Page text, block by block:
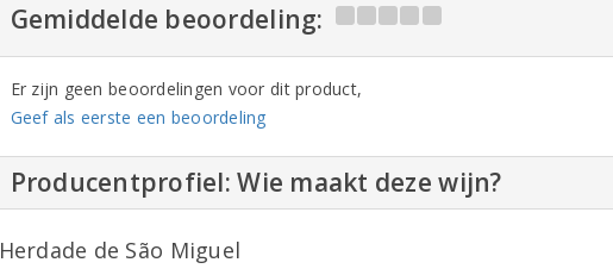
Gemiddelde beoordeling:
Er zijn geen beoordelingen voor dit product,
Geef als eerste een beoordeling
Producentprofiel: Wie maakt deze wijn?
Herdade de São Miguel